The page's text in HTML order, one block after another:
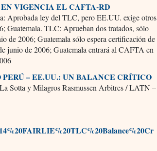
VIGENCIA EL CAFTA-RD
Aprobada ley del TLC, pero EE.UU. exige otros
Guatemala. TLC: Aprueban dos tratados, sólo
de 2006; Guatemala sólo espera certificación de
junio de 2006; Guatemala entrará al CAFTA en
– EE.UU.: UN BALANCE CRÍTICO
Sotta y Milagros Rasmussen Arbitres / LATN –